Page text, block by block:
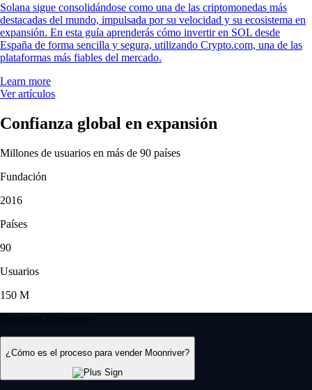
Solana sigue consolidándose como una de las criptomonedas más
destacadas del mundo, impulsada por su velocidad y su ecosistema en
expansión. En esta guía aprenderás cómo invertir en SOL desde
España de forma sencilla y segura, utilizando Crypto.com, una de las
plataformas más fiables del mercado.
Learn more
Ver artículos
Confianza global en expansión
Millones de usuarios en más de 90 países
Fundación
2016
Países
90
Usuarios
150 M
Preguntas frecuentes
¿Cómo es el proceso para vender Moonriver?